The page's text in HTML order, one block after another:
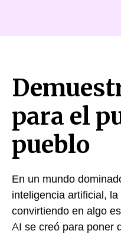
para el
pueblo
En un mundo
inteligencia artificial,
convirtiendo en algo
AI se creó para poner